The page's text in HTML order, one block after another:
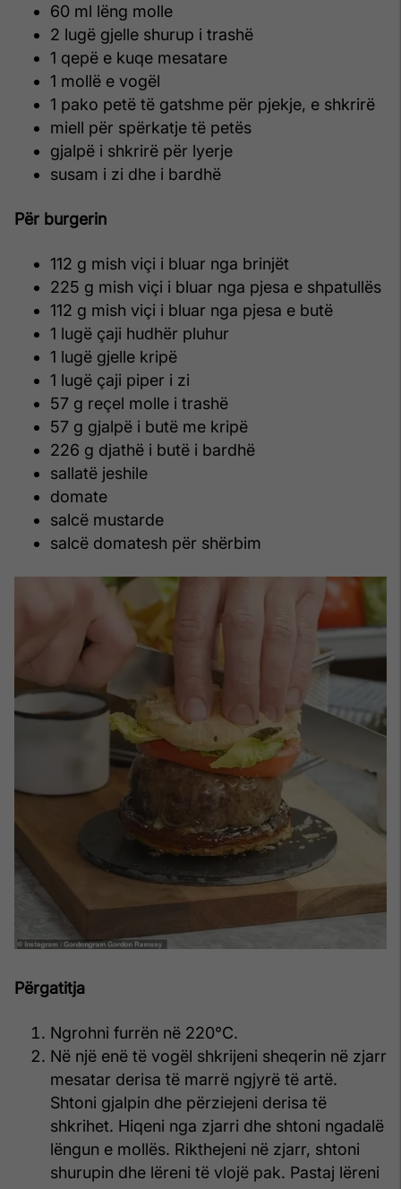
60 ml lëng molle
2 lugë gjelle shurup i trashë
1 qepë e kuqe mesatare
1 mollë e vogël
1 pako petë të gatshme për pjekje, e shkrirë
miell për spërkatje të petës
gjalpë i shkrirë për lyerje
susam i zi dhe i bardhë
Për burgerin
112 g mish viçi i bluar nga brinjët
225 g mish viçi i bluar nga pjesa e shpatullës
112 g mish viçi i bluar nga pjesa e butë
1 lugë çaji hudhër pluhur
1 lugë gjelle kripë
1 lugë çaji piper i zi
57 g reçel molle i trashë
57 g gjalpë i butë me kripë
226 g djathë i butë i bardhë
sallatë jeshile
domate
salcë mustarde
salcë domatesh për shërbim
Përgatitja
Ngrohni furrën në 220°C.
Në një enë të vogël shkrijeni sheqerin në zjarr
mesatar derisa të marrë ngjyrë të artë.
Shtoni gjalpin dhe përziejeni derisa të
shkrihet. Hiqeni nga zjarri dhe shtoni ngadalë
lëngun e mollës. Rikthejeni në zjarr, shtoni
shurupin dhe lëreni të vlojë pak. Pastaj lëreni